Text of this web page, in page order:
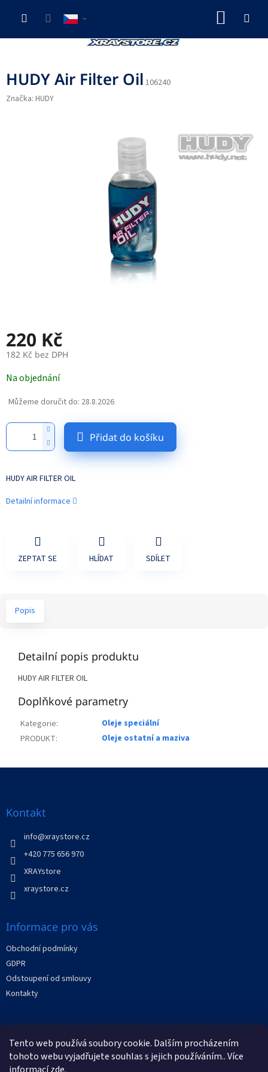
Tento web používá soubory cookie. Dalším procházením
tohoto webu vyjadřujete souhlas s jejich používáním.. Více
HUDY Air Filter Oil 106240
Značka: HUDY
220 Kč
182 Kč bez DPH
cena:
Na objednání
Můžeme doručit do: 28.8.2026
Přidat do košíku
HUDY AIR FILTER OIL
Detailní informace
ZEPTAT SE HLÍDAT SDÍLET
Popis
Detailní popis produktu
HUDY AIR FILTER OIL
Doplňkové parametry
Kategorie:
Oleje speciální
PRODUKT: Oleje ostatní a maziva
Kontakt
info@xraystore.cz
+420 775 656 970
XRAYstore
xraystore.cz
Informace pro vás
Obchodní podmínky
GDPR
Odstoupení od smlouvy
Kontakty
Facebook